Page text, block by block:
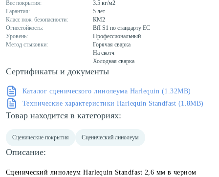
Вес покрытия:
3.5 кг/м2
Гарантия:
5 лет
Класс пож. безопасности:
КМ2
Огнестойкость:
BfI S1 по стандарту ЕС
Уровень:
Профессиональный
Метод стыковки:
Горячая сварка
На скотч
Холодная сварка
Сертификаты и документы
Каталог сценического линолеума Harlequin (1.32MB)
Технические характеристики Harlequin Standfast (1.8MB)
Товар находится в категориях:
Сценические покрытия Сценический линолеум
Описание:
Сценический линолеум Harlequin Standfast 2,6 мм в черном